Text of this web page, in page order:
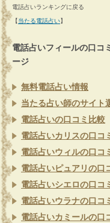
電話占いランキングに戻る
【 当たる電話占い】
電話占いフィールの口コ
ージ
無料電話占い情報
当たる占い師のサイト
電話占いの口コミ比較
電話占いカリスの口コ
電話占いウィルの口コ
電話占いピュアリの口
電話占いシエロの口コ
電話占いウラナの口コ
電話占いカミールの口